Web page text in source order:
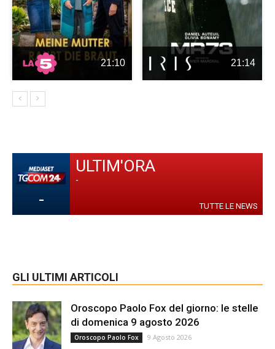
21:10 21:14
-
ULTIM'ORA
-
TUTTE LE NEWS
GLI ULTIMI ARTICOLI
Oroscopo Paolo Fox del giorno: le stelle
di domenica 9 agosto 2026
Oroscopo Paolo Fox 9 Agosto 2026